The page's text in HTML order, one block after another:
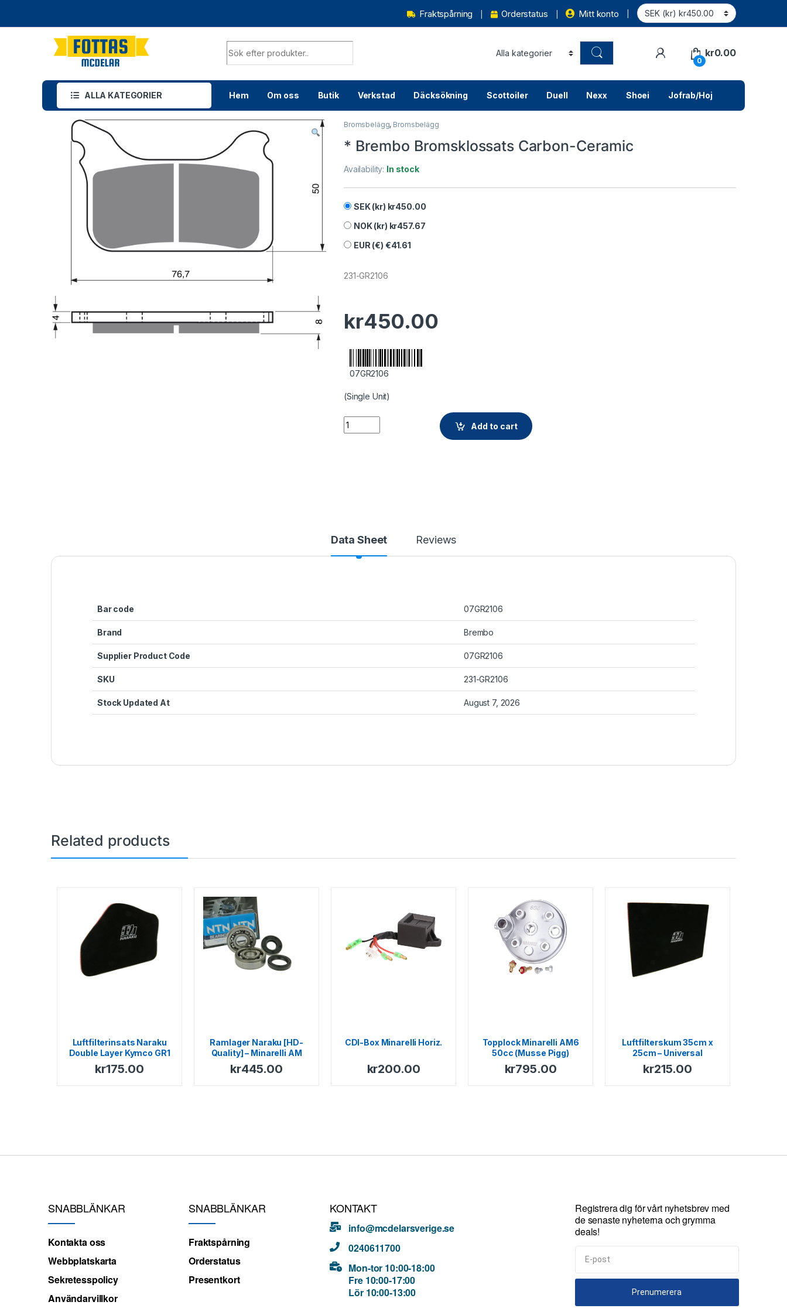
Fraktspårning Orderstatus Mitt konto
0
kr0.00
ALLA KATEGORIER Hem Om oss Butik Verkstad Däcksökning Scottoiler Duell Nexx Shoei Jofrab/Hoj
Bromsbelägg, Bromsbelägg
* Brembo Bromsklossats Carbon-Ceramic
Availability: In stock
SEK (kr) kr450.00
NOK (kr) kr457.67
EUR (€) €41.61
231-GR2106
kr450.00
07GR2106
(Single Unit)
Add to cart
Data Sheet Reviews
Bar code 07GR2106
Brand Brembo
Supplier Product Code 07GR2106
SKU 231-GR2106
Stock Updated At August 7, 2026
Related products
Luftfilterinsats Naraku
Double Layer Kymco GR1
kr175.00
Ramlager Naraku [HD-
Quality] – Minarelli AM
kr445.00
CDI-Box Minarelli Horiz.
kr200.00
Topplock Minarelli AM6
50cc (Musse Pigg)
kr795.00
Luftfilterskum 35cm x
25cm – Universal
kr215.00
SNABBLÄNKAR
Kontakta oss
Webbplatskarta
Sekretesspolicy
Användarvillkor
SNABBLÄNKAR
Fraktspårning
Orderstatus
Presentkort
KONTAKT
info@mcdelarsverige.se
0240611700
Mon-tor 10:00-18:00
Fre 10:00-17:00
Lör 10:00-13:00
Registrera dig för vårt nyhetsbrev med
de senaste nyheterna och grymma
deals!
Prenumerera